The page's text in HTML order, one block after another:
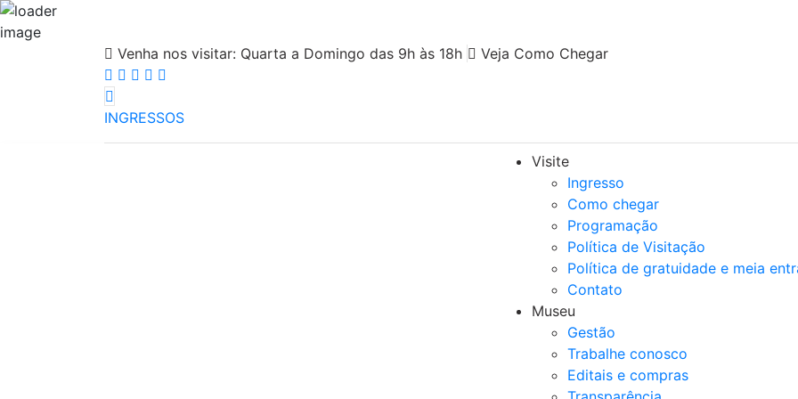
Venha nos visitar: Quarta a Domingo das 9h às 18h Veja Como Chegar
INGRESSOS
Visite
Ingresso
Como chegar
Programação
Política de Visitação
Política de gratuidade e meia
Contato
Museu
Gestão
Trabalhe conosco
Editais e compras